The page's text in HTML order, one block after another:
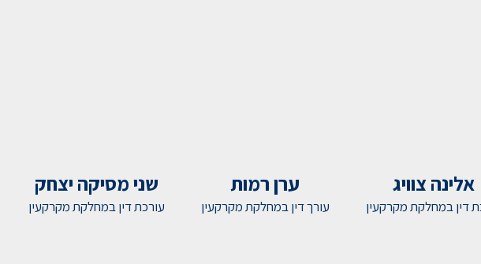
אלינה צוויג
דין במחלקת מקרקעין
ערן רמות
עורך דין במחלקת מקרקעין
שני מסיקה יצחק
עורכת דין במחלקת מקרקעין